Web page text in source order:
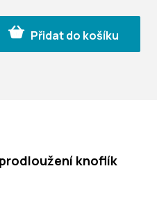
Přidat do košíku
knoflík